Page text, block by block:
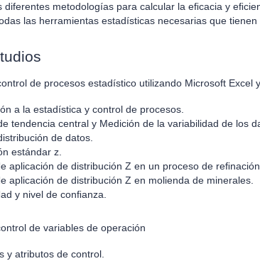
diferentes metodologías para calcular la eﬁcacia y
las herramientas estadísticas necesarias que
de procesos estadístico utilizando Microsoft Excel
a la estadística y control de procesos.
tendencia central y Medición de la variabilidad de los
de datos.
estándar z.
aplicación de distribución Z en un proceso de
aplicación de distribución Z en molienda de minerales.
y nivel de conﬁanza.
de variables de operación
y atributos de control.